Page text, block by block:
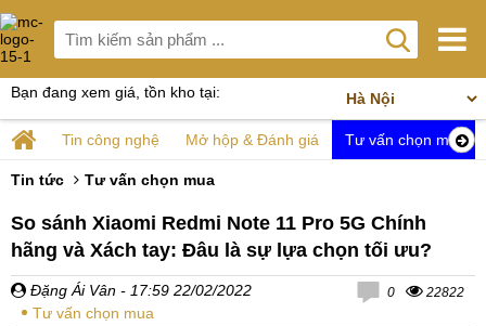
Bạn đang xem giá, tồn kho tại:
Tin công nghệ Mở hộp & Đánh giá Tư vấn chọn mua
Tin tức Tư vấn chọn mua
So sánh Xiaomi Redmi Note 11 Pro 5G Chính
hãng và Xách tay: Đâu là sự lựa chọn tối ưu?
Đặng Ái Vân - 17:59 22/02/2022
Tư vấn chọn mua
0 22822